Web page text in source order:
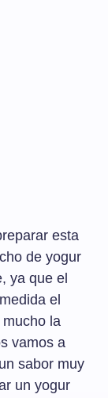
esta
de yogur
ya que el
el
la
vamos a
sabor muy
un yogur